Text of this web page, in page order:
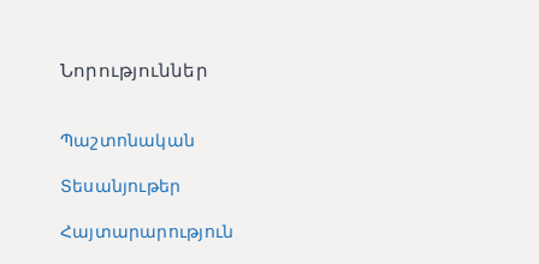
Նորություններ
Պաշտոնական
Տեսանյութեր
Հայտարարություն